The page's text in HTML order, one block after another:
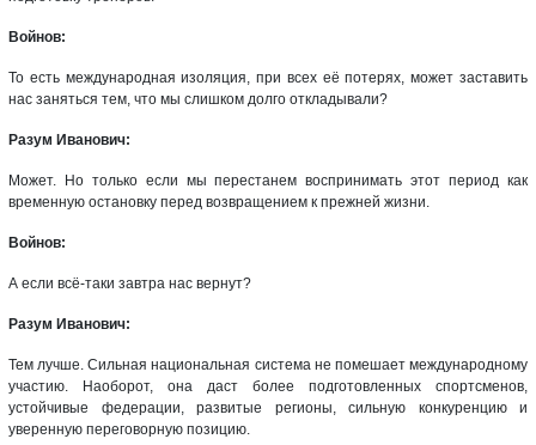
Войнов:
То есть международная изоляция, при всех её потерях, может заставить
нас заняться тем, что мы слишком долго откладывали?
Разум Иванович:
Может. Но только если мы перестанем воспринимать этот период как
временную остановку перед возвращением к прежней жизни.
Войнов:
А если всё-таки завтра нас вернут?
Разум Иванович:
Тем лучше. Сильная национальная система не помешает международному
участию. Наоборот, она даст более подготовленных спортсменов,
устойчивые федерации, развитые регионы, сильную конкуренцию и
уверенную переговорную позицию.